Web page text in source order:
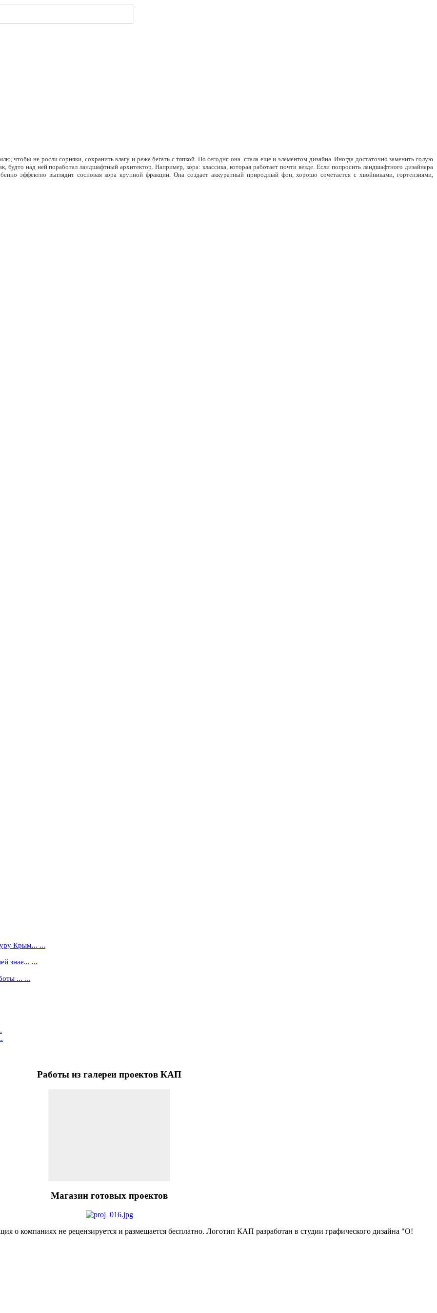
чтобы не росли сорняки, сохранить влагу и реже бегать с тяпкой. Но сегодня она стала еще и элементом дизайна.Иногда достаточно заменить голую
будто над ней поработал ландшафтный архитектор. Например, кора: классика, которая работает почти везде.Если попросить ландшафтного дизайнера
эффектно выглядит сосновая кора крупной фракции. Она создает аккуратный природный фон, хорошо сочетается с хвойниками, гортензиями,
Крым... ...
знае... ...
... ...
Работы из галереи проектов КАП
Магазин готовых проектов
компаниях не рецензируется и размещается бесплатно. Логотип КАП разработан в студии графического дизайна "О!